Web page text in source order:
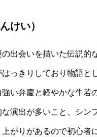
けい）
出会いを描いた伝説的
っきりしており物語と
い弁慶と軽やかな牛若
演出が多いこと、シン
がりがあるので初心者